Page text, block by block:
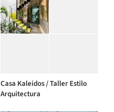
Casa Kaleidos / Taller Estilo
Arquitectura